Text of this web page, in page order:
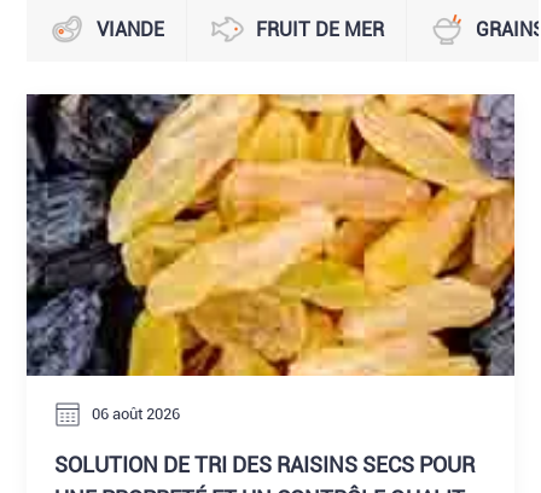
VIANDE FRUIT DE MER
06 août 2026
SOLUTION DE TRI DES RAISINS SECS POUR